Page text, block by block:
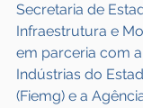
Secretaria de
Infraestrutura e
em parceria com
Indústrias do
(Fiemg) e a